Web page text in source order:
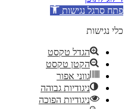
פתח סרגל נגישות
כלי נגישות
הגדל טקסט
הקטן טקסט
גווני אפור
ניגודיות גבוהה
ניגודיות הפוכה